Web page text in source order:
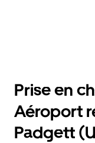
Prise en
Aéroport
Padgett